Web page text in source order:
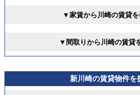
▼家賃から川崎の賃貸
▼間取りから川崎の賃貸
新川崎の賃貸物件を